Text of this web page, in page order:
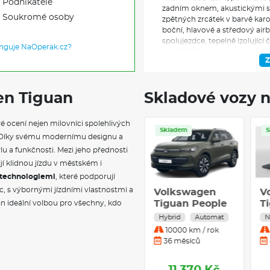
Podnikatele
Soukromé osoby
NaOperak.cz?
zadním oknem, akustickými
zpětných zrcátek v barvě
boční, hlavové a středový
spolujezdce, tepelně izolující
výškovým nastavením a
bezpečnostní pásy s
zrcátko s automatickou
loketní opěrkou, držáky
sklopné opěradlo
adaptivní tempomat ACC s
asistencí pro jízdu v
a záložní houkačkou,
asistent rozjezdu do kopce,
systémem SAFELOCK,
elektromechanická
Alert, Keyless Start, Lane
světlomety s LED denním
funkcemi Coming Home a
multifunkční volič jízdních
Tiguan
ocení nejen milovníci spolehlivých
svému modernímu designu a
a funkčnosti. Mezi jeho přednosti
klidnou jízdu v městském i
, které podporují
s výbornými jízdními vlastnostmi a
ideální volbou pro všechny, kdo
Skladové vozy
Skladem
Volkswagen
Tiguan People
2,0 TDI
Nafta Automat
10000 km / rok
36 měsíců